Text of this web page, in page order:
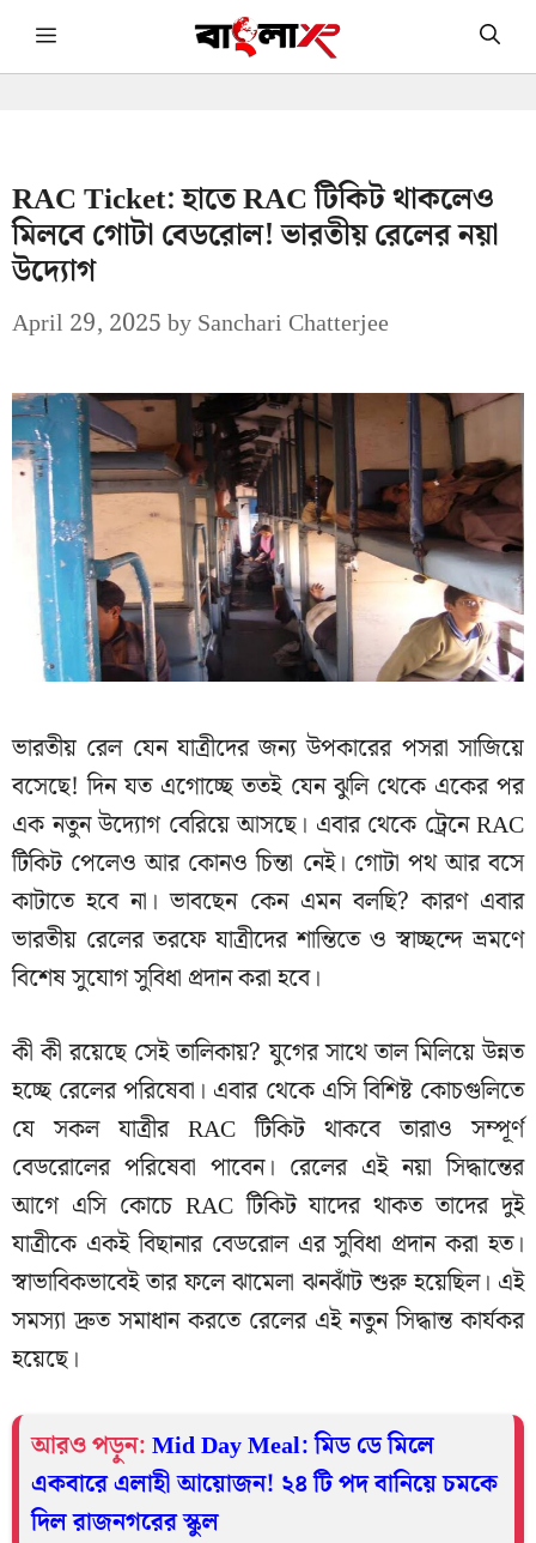
Skip Menu
RAC Ticket: হাতে RAC টিকিট থাকলেও
মিলবে গোটা বেডরোল! ভারতীয় রেলের নয়া
উদ্যোগ
April 29, 2025bySanchari Chatterjee
ভারতীয় রেল যেন যাত্রীদের জন্য উপকারের পসরা সাজিয়ে
বসেছে! দিন যত এগোচ্ছে ততই যেন ঝুলি থেকে একের পর
এক নতুন উদ্যোগ বেরিয়ে আসছে। এবার থেকে ট্রেনে RAC
টিকিট পেলেও আর কোনও চিন্তা নেই। গোটা পথ আর বসে
কাটাতে হবে না। ভাবছেন কেন এমন বলছি? কারণ এবার
ভারতীয় রেলের তরফে যাত্রীদের শান্তিতে ও স্বাচ্ছন্দে ভ্রমণে
বিশেষ সুযোগ সুবিধা প্রদান করা হবে।
কী কী রয়েছে সেই তালিকায়? যুগের সাথে তাল মিলিয়ে উন্নত
হচ্ছে রেলের পরিষেবা। এবার থেকে এসি বিশিষ্ট কোচগুলিতে
যে সকল যাত্রীর RAC টিকিট থাকবে তারাও সম্পূর্ণ
বেডরোলের পরিষেবা পাবেন। রেলের এই নয়া সিদ্ধান্তের
আগে এসি কোচে RAC টিকিট যাদের থাকত তাদের দুই
যাত্রীকে একই বিছানার বেডরোল এর সুবিধা প্রদান করা হত।
স্বাভাবিকভাবেই তার ফলে ঝামেলা ঝনঝাঁট শুরু হয়েছিল। এই
সমস্যা দ্রুত সমাধান করতে রেলের এই নতুন সিদ্ধান্ত কার্যকর
হয়েছে।
আরও পড়ুন:Mid Day Meal: মিড ডে মিলে
একবারে এলাহী আয়োজন! ২৪ টি পদ বানিয়ে চমকে
দিল রাজনগরের স্কুল